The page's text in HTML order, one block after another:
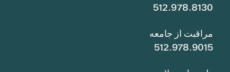
512.978.8130
مراقبت از جامعه
512.978.9015